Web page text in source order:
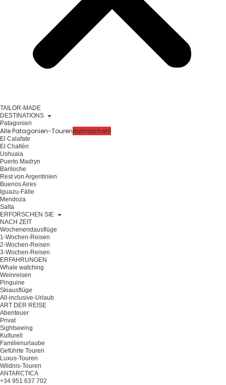
TAILOR-MADE
DESTINATIONS
Patagonien
Alle Patagonien-TourenAufmachen!
El Calafate
El Chaltén
Ushuaia
Puerto Madryn
Bariloche
Rest von Argentinien
Buenos Aires
Iguazu-Fälle
Mendoza
Salta
ERFORSCHEN SIE
NACH ZEIT
Wochenendausflüge
1-Wochen-Reisen
2-Wochen-Reisen
3-Wochen-Reisen
ERFAHRUNGEN
Whale watching
Weinreisen
Pinguine
Skiausflüge
All-inclusive-Urlaub
ART DER REISE
Abenteuer
Privat
Sightseeing
Kulturell
Familienurlaube
Geführte Touren
Luxus-Touren
Wildnis-Touren
ANTARCTICA
+34 951 637 702